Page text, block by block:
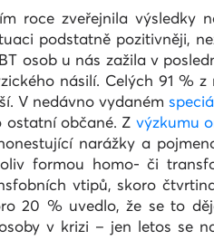
roce zveřejnila výsledky
podstatně pozitivněji,
osob u nás zažila v
násilí. Celých 91 %
V nedávno vydaném
ostatní občané. Zvýzkumu
narážky a
formou homo- či
vtipů, skoro
20 % uvedlo, že se to
v krizi – jen letos se